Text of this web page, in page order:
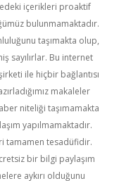
içerikleri proaktif
bulunmamaktadır.
taşımakta olup,
sayılırlar. Bu internet
ile hiçbir bağlantısı
makaleler
niteliği taşımamakta
yapılmamaktadır.
tamamen tesadüfidir.
bir bilgi paylaşım
aykırı olduğunu